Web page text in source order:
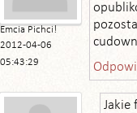
Emcia Pichci!
2012-04-06
05:43:29
Jakie